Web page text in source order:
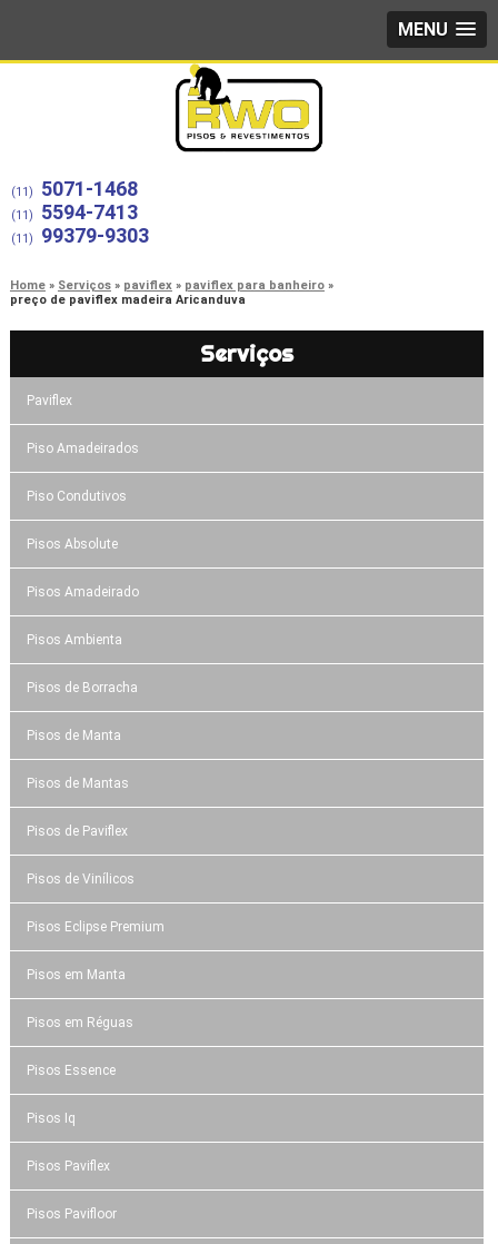
MENU
(11) 5071-1468
(11) 5594-7413
(11) 99379-9303
Home Serviços paviflex
paviflex para banheiro
preço de paviflex madeira Aricanduva
Serviços
Paviflex
Piso Amadeirados
Piso Condutivos
Pisos Absolute
Pisos Amadeirado
Pisos Ambienta
Pisos de Borracha
Pisos de Manta
Pisos de Mantas
Pisos de Paviflex
Pisos de Vinílicos
Pisos Eclipse Premium
Pisos em Manta
Pisos em Réguas
Pisos Essence
Pisos Iq
Pisos Paviflex
Pisos Pavifloor